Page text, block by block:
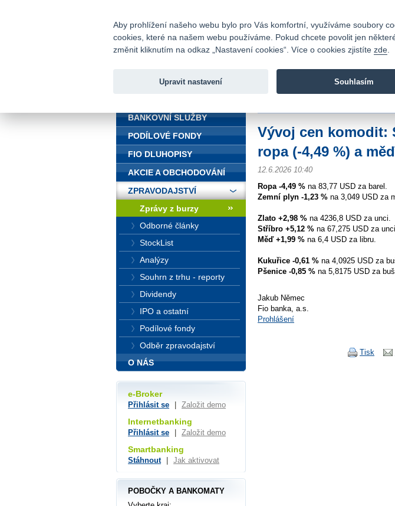
Fio banka
Fio banka je
Vývoj cen komodit:
ropa (-4,49 %) a
12.6.2026 10:40
Ropa -4,49 % na 83,77 USD za barel.
Zemní plyn -1,23 % na 3,049 USD za
Zlato +2,98 % na 4236,8 USD za unci.
Stříbro +5,12 % na 67,275 USD za unci.
Měď +1,99 % na 6,4 USD za libru.
Kukuřice -0,61 % na 4,0925 USD za
Pšenice -0,85 % na 5,8175 USD za
Jakub Němec
Fio banka, a.s.
Prohlášení
Tisk
BANKOVNÍ SLUŽBY
PODÍLOVÉ FONDY
FIO DLUHOPISY
AKCIE A OBCHODOVÁNÍ
ZPRAVODAJSTVÍ
Zprávy z burzy
Odborné články
StockList
Analýzy
Souhrn z trhu - reporty
Dividendy
IPO a ostatní
Podílové fondy
Odběr zpravodajství
O NÁS
e-Broker
Přihlásit se Založit demo
Internetbanking
Přihlásit se Založit demo
Smartbanking
Stáhnout Jak aktivovat
POBOČKY A BANKOMATY
Aby prohlížení našeho webu bylo pro Vás komfortní, využíváme soubory
cookies, které na našem webu používáme. Pokud chcete povolit jen
změnit kliknutím na odkaz „Nastavení cookies“. Více o cookies zjistíte zde
Upravit nastavení Souhlasím